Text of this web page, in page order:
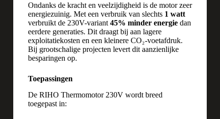
Ondanks de kracht en veelzijdigheid is de motor zeer
energiezuinig. Met een verbruik van slechts 1 watt
verbruikt de 230V-variant 45% minder energiedan
eerdere generaties. Dit draagt bij aan lagere
exploitatiekosten en een kleinere CO₂-voetafdruk.
Bij grootschalige projecten levert dit aanzienlijke
besparingen op.
Toepassingen
De RIHO Thermomotor 230V wordt breed
toegepast in: